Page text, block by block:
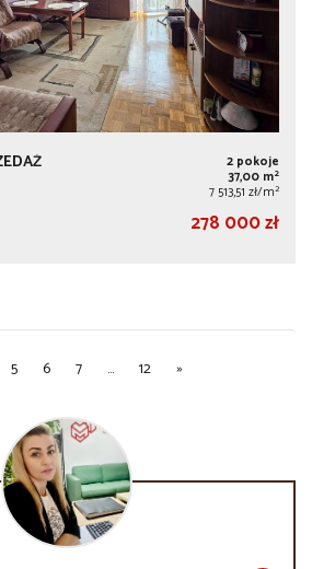
2 pokoje
37,00 m2
7 513,51 zł/m2
278 000 zł
5 6 7 ... 12 »